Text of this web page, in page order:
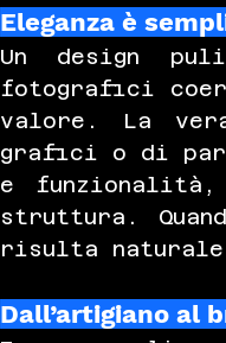
Eleganza è
Un design
fotografici
valore. La
grafici o di
e
struttura.
risulta
Dall’artigiano al